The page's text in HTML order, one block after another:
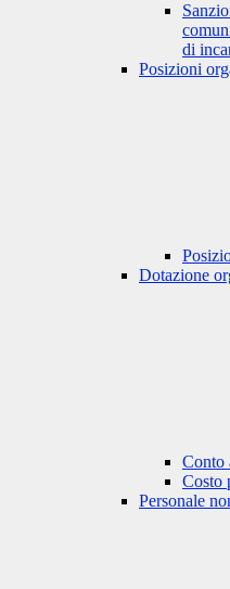
di
Posizioni
Dotazione
Conto
Costo
Personale